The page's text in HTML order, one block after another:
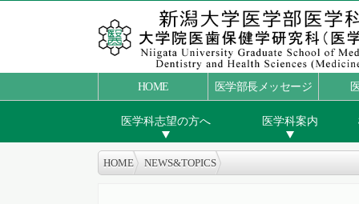
HOME 医学部長メッセージ
医学科志望の方へ 医学科案内
HOME NEWS&TOPICS